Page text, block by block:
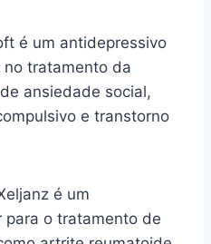
é um antidepressivo
tratamento da
ansiedade social,
e transtorno
é um
para o tratamento de